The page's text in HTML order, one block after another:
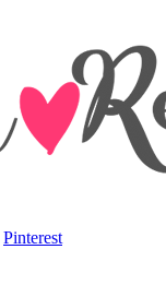
Pinterest